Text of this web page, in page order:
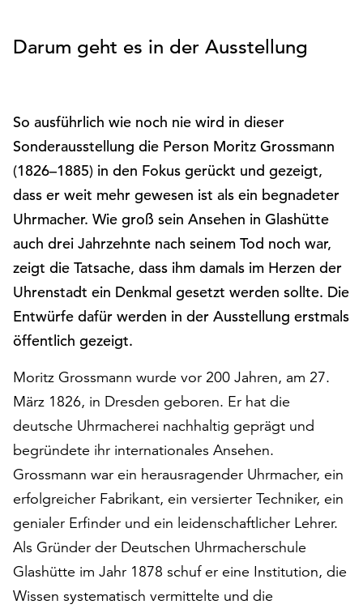
„Alle
akzeptieren“,
zu
akzeptieren.
Sie
können
Ihr
Einverständnis
jederzeit
ändern
und
widerrufen.
Dafür
steht
Ihnen
am
der
Seite
die
Schaltfläche
„Cookie-
Einstellungen“
zur
Verfügung.
Funktionale
Cookies
werden
Darum geht es in der Ausstellung
So ausführlich wie noch nie wird in dieser
Sonderausstellung die Person Moritz Grossmann
(1826–1885) in den Fokus gerückt und gezeigt,
dass er weit mehr gewesen ist als ein begnadeter
Uhrmacher. Wie groß sein Ansehen in Glashütte
auch drei Jahrzehnte nach seinem Tod noch war,
zeigt die Tatsache, dass ihm damals im Herzen der
Uhrenstadt ein Denkmal gesetzt werden sollte. Die
Entwürfe dafür werden in der Ausstellung erstmals
öffentlich gezeigt.
Moritz Grossmann wurde vor 200 Jahren, am 27.
März 1826, in Dresden geboren. Er hat die
deutsche Uhrmacherei nachhaltig geprägt und
begründete ihr internationales Ansehen.
Grossmann war ein herausragender Uhrmacher, ein
erfolgreicher Fabrikant, ein versierter Techniker, ein
genialer Erfinder und ein leidenschaftlicher Lehrer.
Als Gründer der Deutschen Uhrmacherschule
Glashütte im Jahr 1878 schuf er eine Institution, die
Wissen systematisch vermittelte und die